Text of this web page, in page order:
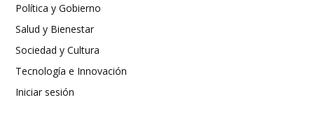
Política y Gobierno
Salud y Bienestar
Sociedad y Cultura
Tecnología e Innovación
Iniciar sesión